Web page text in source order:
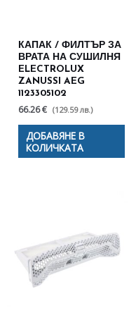
КАПАК / ФИЛТЪР ЗА
ВРАТА НА СУШИЛНЯ
ELECTROLUX
ZANUSSI AEG
1123305102
66.26 € (129.59 лв.)
ДОБАВЯНЕ В
КОЛИЧКАТА